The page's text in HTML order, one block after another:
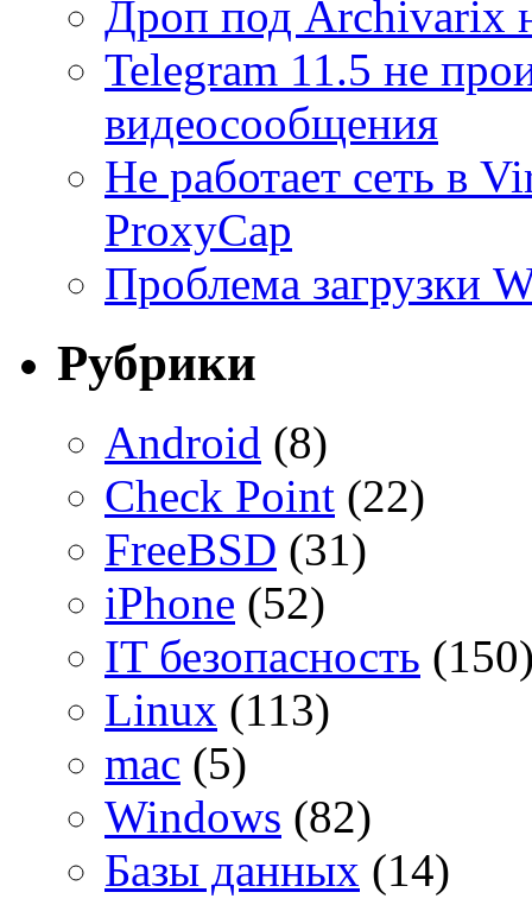
Дроп под Archivarix
Telegram 11.5 не
видеосообщения
Не работает сеть в
ProxyCap
Проблема загрузки
Рубрики
Android (8)
Check Point (22)
FreeBSD (31)
iPhone (52)
IT безопасность
Linux (113)
mac (5)
Windows (82)
Базы данных (14)